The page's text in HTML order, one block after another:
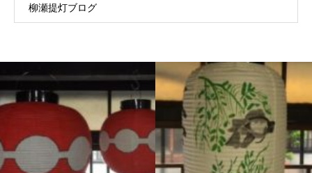
柳瀬提灯ブログ